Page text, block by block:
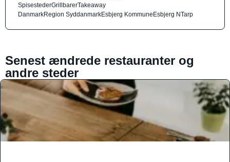
SpisestederGrillbarerTakeaway
DanmarkRegion SyddanmarkEsbjerg KommuneEsbjerg NTarp
Senest ændrede restauranter og
andre steder